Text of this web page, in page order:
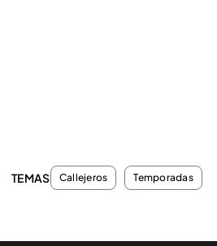
TEMAS Callejeros Temporadas